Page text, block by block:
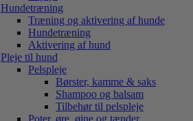
Hundetræning
Træning og aktivering af hunde
Hundetræning
Aktivering af hund
Pleje til hund
Pelspleje
Børster, kamme & saks
Shampoo og balsam
Tilbehør til pelspleje
Poter, øre, øjne og tænder